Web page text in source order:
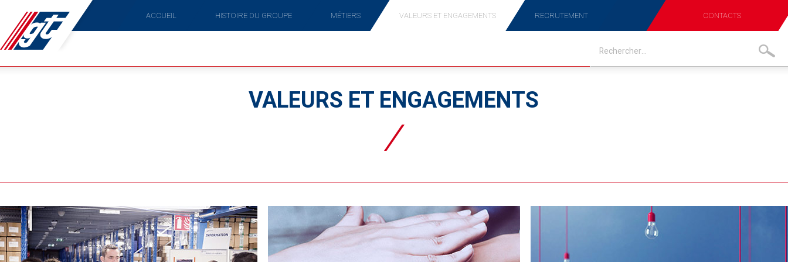
ACCUEIL HISTOIRE DU GROUPE MÉTIERS VALEURS ET ENGAGEMENTS RECRUTEMENT CONTACTS
VALEURS ET ENGAGEMENTS